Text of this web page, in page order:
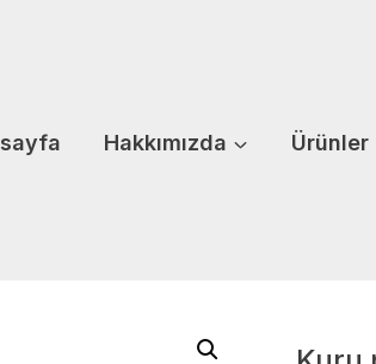
Hakkımızda Ürünler